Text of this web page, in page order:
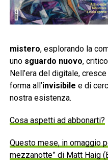
mistero, esplorando la
uno sguardo nuovo,
Nell’era del digitale,
forma all’invisibile e di
nostra esistenza.
Cosa aspetti ad abbonarti?
Questo mese, in omaggio
mezzanotte” di Matt Haig